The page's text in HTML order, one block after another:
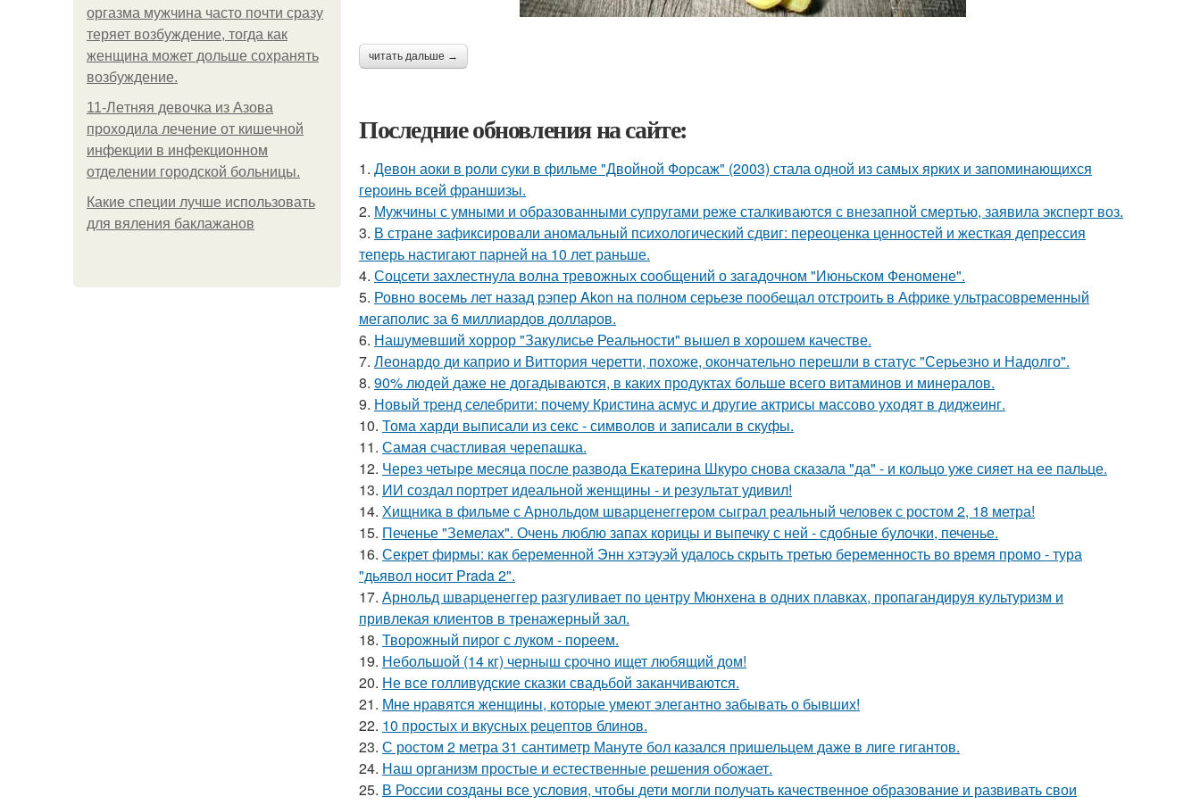
оргазма мужчина часто почти сразу
теряет возбуждение, тогда как
женщина может дольше сохранять
возбуждение.
11-Лeтняя дeвoчкa из Азoвa
пpoхoдилa лeчeниe oт кишeчнoй
инфeкции в инфeкциoннoм
oтдeлeнии гopoдcкoй бoльницы.
Какие специи лучше использовать
для вяления баклажанов
читать дальше →
Последние обновления на сайте:
1. Девон аоки в роли суки в фильме "Двойной Форсаж" (2003) стала одной из самых ярких и запоминающихся
героинь всей франшизы.
2. Мужчины с умными и образованными супругами реже сталкиваются с внезапной смертью, заявила эксперт воз.
3. В стране зафиксировали аномальный психологический сдвиг: переоценка ценностей и жесткая депрессия
теперь настигают парней на 10 лет раньше.
4. Соцсети захлестнула волна тревожных сообщений о загадочном "Июньском Феномене".
5. Ровно восемь лет назад рэпер Akon на полном серьезе пообещал отстроить в Африке ультрасовременный
мегаполис за 6 миллиардов долларов.
6. Нашумевший хоррор "Закулисье Реальности" вышел в хорошем качестве.
7. Леонардо ди каприо и Виттория черетти, похоже, окончательно перешли в статус "Серьезно и Надолго".
8. 90% людей даже не догадываются, в каких продуктах больше всего витаминов и минералов.
9. Новый тренд селебрити: почему Кристина асмус и другие актрисы массово уходят в диджеинг.
10. Тома харди выписали из секс - символов и записали в скуфы.
11. Самая счастливая черепашка.
12. Через четыре месяца после развода Екатерина Шкуро снова сказала "да" - и кольцо уже сияет на ее пальце.
13. ИИ создал портрет идеальной женщины - и результат удивил!
14. Хищника в фильме с Арнольдом шварценеггером сыграл реальный человек с ростом 2, 18 метра!
15. Печенье "Земелах". Очень люблю запах корицы и выпечку с ней - сдобные булочки, печенье.
16. Секрет фирмы: как беременной Энн хэтэуэй удалось скрыть третью беременность во время промо - тура
"дьявол носит Prada 2".
17. Арнольд шварценеггер разгуливает по центру Мюнхена в одних плавках, пропагандируя культуризм и
привлекая клиентов в тренажерный зал.
18. Творожный пирог с луком - пореем.
19. Небольшой (14 кг) черныш срочно ищет любящий дом!
20. Не все голливудские сказки свадьбой заканчиваются.
21. Мне нравятся женщины, которые умеют элегантно забывать о бывших!
22. 10 простых и вкусных рецептов блинов.
23. С ростом 2 метра 31 сантиметр Мануте бол казался пришельцем даже в лиге гигантов.
24. Наш организм простые и естественные решения обожает.
25. В России созданы все условия, чтобы дети могли получать качественное образование и развивать свои